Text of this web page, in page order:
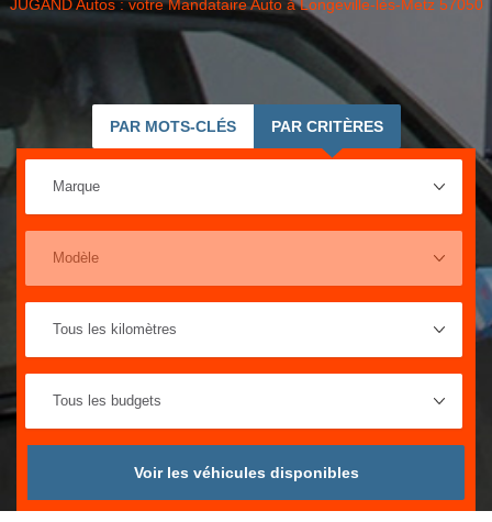
JUGAND Autos : votre Mandataire Auto à Longeville-lès-Metz 57050
PAR MOTS-CLÉS PAR CRITÈRES
Voir les véhicules disponibles